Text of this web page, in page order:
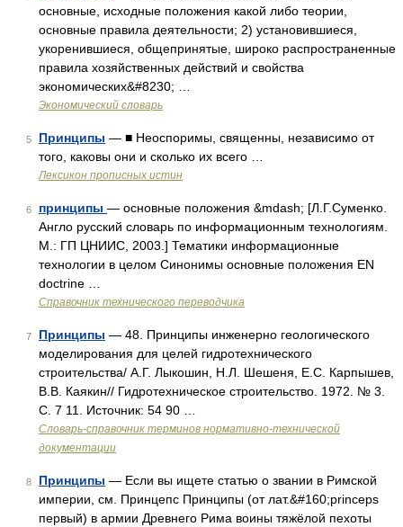
основные, исходные положения какой либо теории,
основные правила деятельности; 2) установившиеся,
укоренившиеся, общепринятые, широко распространенные
правила хозяйственных действий и свойства
экономических&#8230; …
Экономический словарь
5 Принципы — ■ Неоспоримы, священны, независимо от
того, каковы они и сколько их всего …
Лексикон прописных истин
6 принципы — основные положения &mdash; [Л.Г.Суменко.
Англо русский словарь по информационным технологиям.
М.: ГП ЦНИИС, 2003.] Тематики информационные
технологии в целом Синонимы основные положения EN
doctrine …
Справочник технического переводчика
7 Принципы — 48. Принципы инженерно геологического
моделирования для целей гидротехнического
строительства/ А.Г. Лыкошин, Н.Л. Шешеня, Е.С. Карпышев,
В.В. Каякин// Гидротехническое строительство. 1972. № 3.
С. 7 11. Источник: 54 90 …
Словарь-справочник терминов нормативно-технической
документации
8 Принципы — Если вы ищете статью о звании в Римской
империи, см. Принцепс Принципы (от лат.&#160;princeps
первый) в армии Древнего Рима воины тяжёлой пехоты